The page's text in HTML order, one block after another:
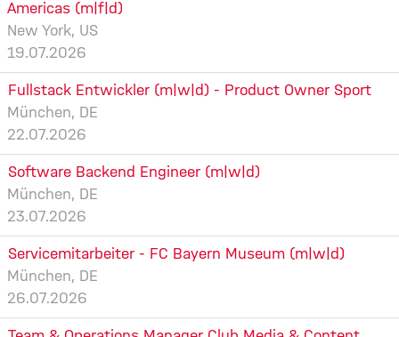
Americas (m|f|d)
New York, US
19.07.2026
Fullstack Entwickler (m|w|d) - Product Owner Sport
München, DE
22.07.2026
Software Backend Engineer (m|w|d)
München, DE
23.07.2026
Servicemitarbeiter - FC Bayern Museum (m|w|d)
München, DE
26.07.2026